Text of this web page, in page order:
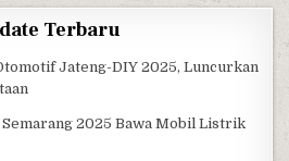
Terbaru
Jateng-DIY 2025, Luncurkan
2025 Bawa Mobil Listrik